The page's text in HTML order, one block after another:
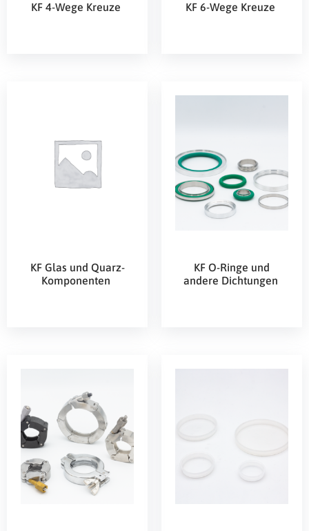
KF 4-Wege Kreuze KF 6-Wege Kreuze
KF Glas und Quarz-
Komponenten
KF O-Ringe und
andere Dichtungen